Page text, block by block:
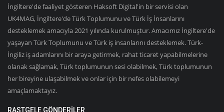
İngiltere'de faaliyet gösteren Haksoft Digital'in bir servisi olan
UK4MAG, İngiltere'de Türk Toplumunu ve Türk İş İnsanlarını
desteklemek amacıyla 2021 yılında kurulmuştur. Amacımız İngiltere'de
yaşayan Türk Toplumunu ve Türk iş insanlarını desteklemek. Türk-
İngiliz iş adamlarını bir araya getirmek, rahat ticaret yapabilmelerine
olanak sağlamak, Türk toplumunun sesi olabilmek, Türk toplumunun
her bireyine ulaşabilmek ve onlar için bir nefes olabilemeyi
amaçlamaktayız.
RASTGELE GÖNDERILER